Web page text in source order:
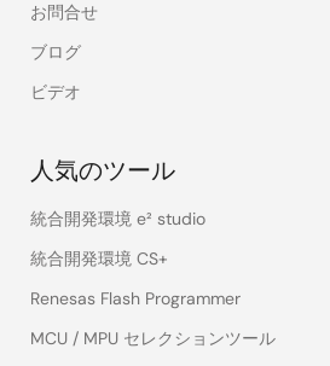
お問合せ
ブログ
ビデオ
人気のツール
統合開発環境 e² studio
統合開発環境 CS+
Renesas Flash Programmer
MCU / MPU セレクションツール